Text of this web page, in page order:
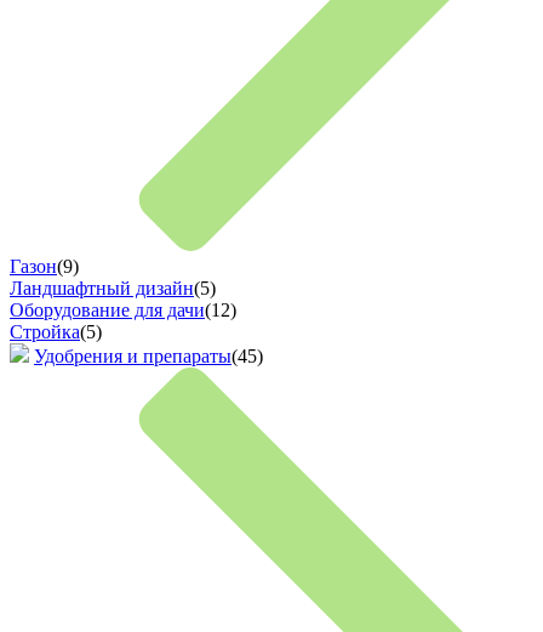
Газон(9)
Ландшафтный дизайн(5)
Оборудование для дачи(12)
Стройка(5)
Удобрения и препараты(45)